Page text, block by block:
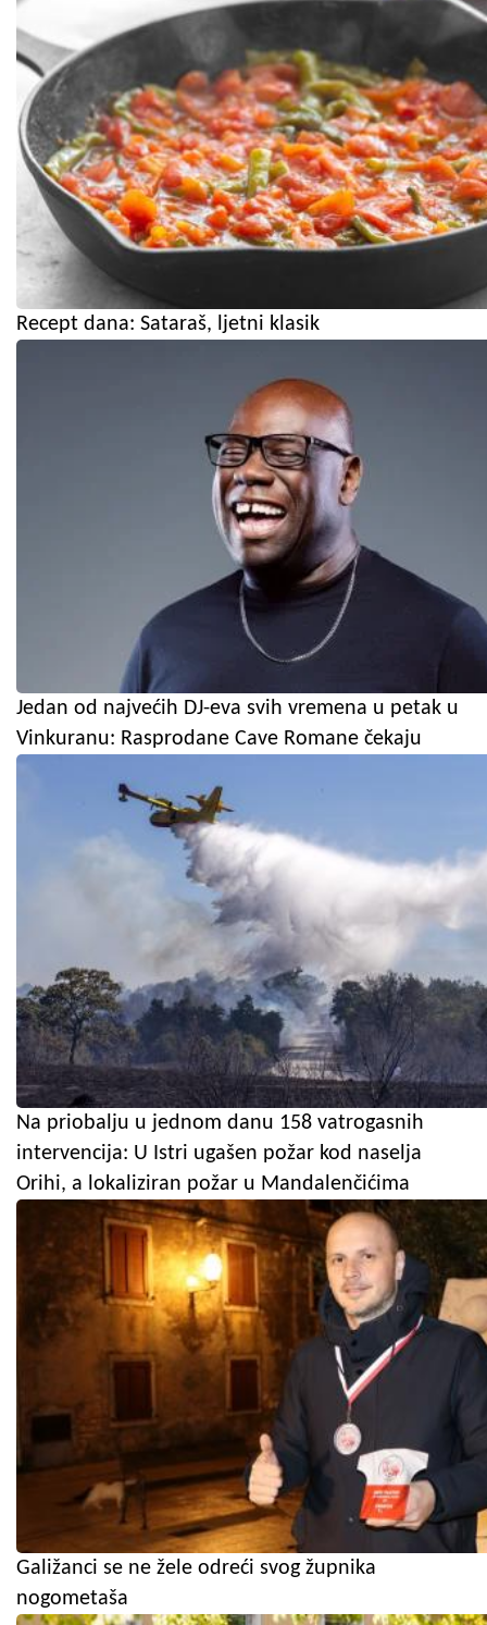
Recept dana: Sataraš, ljetni klasik
Jedan od najvećih DJ-eva svih vremena u petak u
Vinkuranu: Rasprodane Cave Romane čekaju
Na priobalju u jednom danu 158 vatrogasnih
intervencija: U Istri ugašen požar kod naselja
Orihi, a lokaliziran požar u Mandalenčićima
Galižanci se ne žele odreći svog župnika
nogometaša